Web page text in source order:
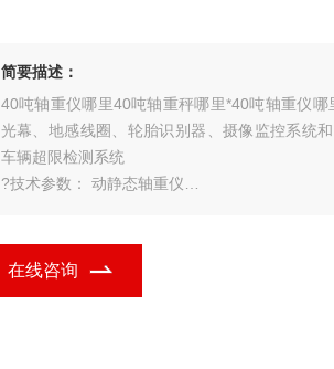
简要描述：
40吨轴重仪哪里40吨轴重秤哪里*40吨轴重仪哪里 固定式轴重秤配
光幕、地感线圈、轮胎识别器、摄像监控系统
车辆超限检测系统
?技术参数： 动静态轴重仪
在线咨询